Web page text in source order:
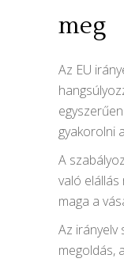
meg
Az EU
gyakorolni
A
való elállás
maga a
Az irányelv
megoldás,